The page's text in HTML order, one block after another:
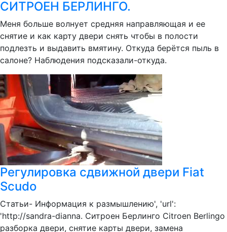
СИТРОЕН БЕРЛИНГО.
Меня больше волнует средняя направляющая и ее
снятие и как карту двери снять чтобы в полости
подлезть и выдавить вмятину. Откуда берётся пыль в
салоне? Наблюдения подсказали-откуда.
Регулировка сдвижной двери Fiat
Scudo
Статьи- Информация к размышлению', 'url':
'http://sandra-dianna. Ситроен Берлинго Citroen Berlingo
разборка двери, снятие карты двери, замена